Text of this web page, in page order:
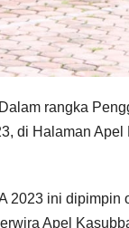
rangka
di Halaman
2023 ini
Apel